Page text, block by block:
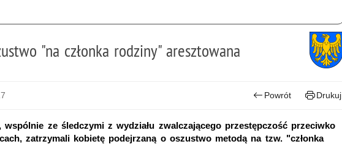
"na członka rodziny" aresztowana
Powrót Drukuj
ze śledczymi z wydziału zwalczającego przestępczość przeciwko
zatrzymali kobietę podejrzaną o oszustwo metodą na tzw. "członka